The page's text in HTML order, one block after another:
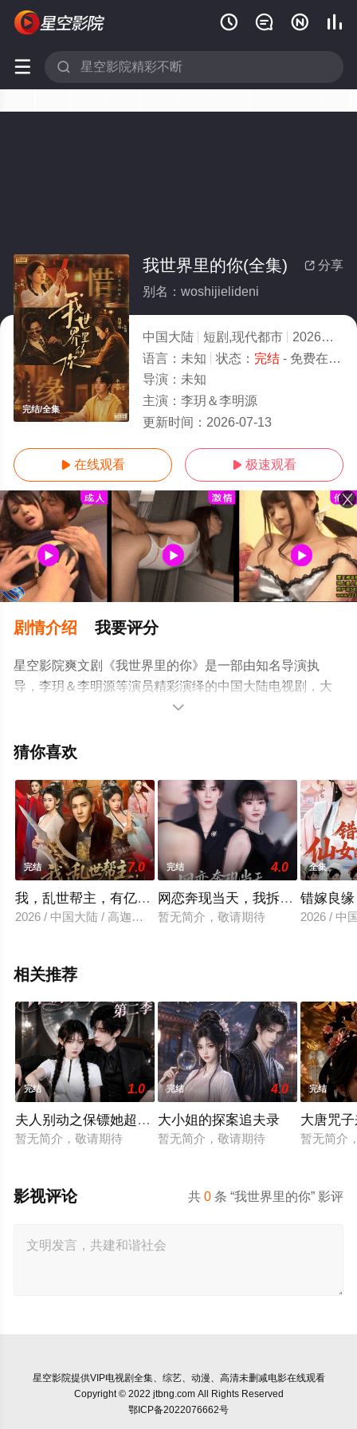
   
 
完结/全集
 分享
我世界里的你(全集)
别名：woshijielideni
中国大陆 短剧,现代都市 2026
2.0
语言： 未知 状态： 完结- 免费在线观看
导演： 未知
主演： 李玥＆李明源
更新时间： 2026-07-13
 在线观看  极速观看
剧情介绍 我要评分
星空影院爽文剧《我世界里的你》是一部由知名导演执
导，李玥＆李明源等演员精彩演绎的中国大陆电视剧，大
结局剧情已揭晓（完结），超前点播免费观看高清无删减
至豆瓣电视剧、电视猫或剧情网等平台了解。

猜你喜欢
完结 7.0
我，乱世帮主，有亿点小弟合理吧
2026 / 中国大陆 / 高迦澜＆喻子苏
完结 4.0
网恋奔现当天，我拆穿舍友骗局
暂无简介，敬请期待
全集
错嫁良
2026 / 中
相关推荐
完结 1.0
夫人别动之保镖她超野的第二季
暂无简介，敬请期待
完结 4.0
大小姐的探案追夫录
暂无简介，敬请期待
完结
大唐咒
暂无简介
共0 条 “我世界里的你” 影评
影视评论
星空影院提供VIP电视剧全集、综艺、动漫、高清未删减电影在线观看
Copyright © 2022 jtbng.com All Rights Reserved
鄂ICP备2022076662号